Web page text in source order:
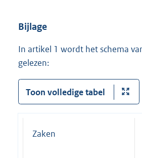
Bijlage
In artikel 1 wordt het schema
gelezen:
Toon volledige tabel
Zaken